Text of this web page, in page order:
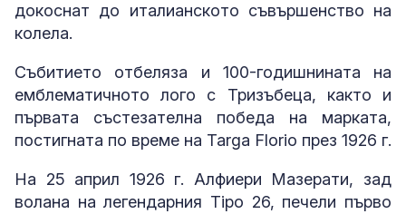
докоснат до италианското съвършенство на
колела.
Събитието отбеляза и 100-годишнината на
емблематичното лого с Тризъбеца, както и
първата състезателна победа на марката,
постигната по време на Targa Florio през 1926 г.
На 25 април 1926 г. Алфиери Мазерати, зад
волана на легендарния Tipo 26, печели първо